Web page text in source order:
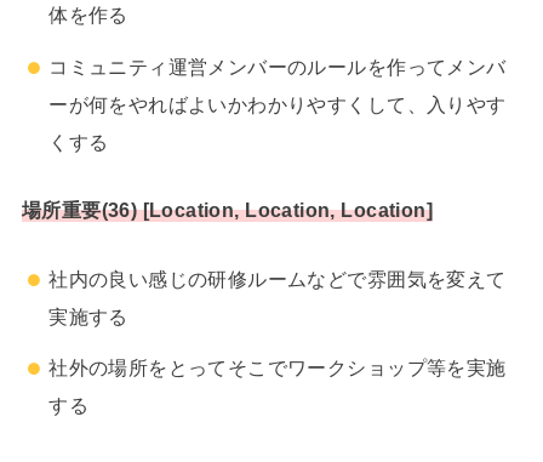
体を作る
コミュニティ運営メンバーのルールを作ってメンバ
ーが何をやればよいかわかりやすくして、入りやす
くする
場所重要(36) [Location, Location, Location]
社内の良い感じの研修ルームなどで雰囲気を変えて
実施する
社外の場所をとってそこでワークショップ等を実施
する